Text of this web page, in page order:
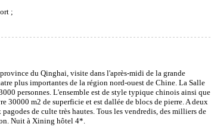
;
du Qinghai, visite dans l'après-midi de la grande
plus importantes de la région nord-ouest de Chine. La Salle
personnes. L'ensemble est de style typique chinois ainsi que
30000 m2 de superficie et est dallée de blocs de pierre. A deux
de culte très hautes. Tous les vendredis, des milliers de
Nuit à Xining hôtel 4*.